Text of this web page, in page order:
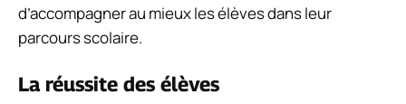
d’accompagner au mieux les élèves dans leur
parcours scolaire.
La réussite des élèves